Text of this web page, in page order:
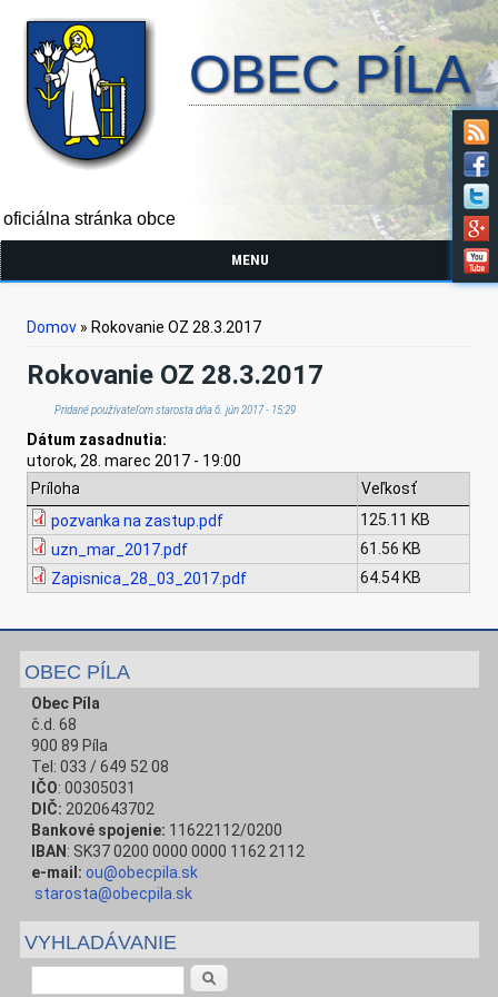
OBEC PÍLA
oficiálna stránka obce
MENU
Nachádzate sa tu
Domov » Rokovanie OZ 28.3.2017
Rokovanie OZ 28.3.2017
Pridané používateľomstarostadňa 6. jún 2017 - 15:29
Dátum zasadnutia:
utorok, 28. marec 2017 - 19:00
Príloha
Veľkosť
pozvanka na zastup.pdf
125.11 KB
uzn_mar_2017.pdf
61.56 KB
Zapisnica_28_03_2017.pdf
64.54 KB
OBEC PÍLA
Obec Píla
č.d. 68
900 89 Píla
Tel: 033 / 649 52 08
IČO: 00305031
DIČ: 2020643702
Bankové spojenie: 11622112/0200
IBAN : SK37 0200 0000 0000 1162 2112
e-mail: ou@obecpila.sk
starosta@obecpila.sk
VYHLADÁVANIE